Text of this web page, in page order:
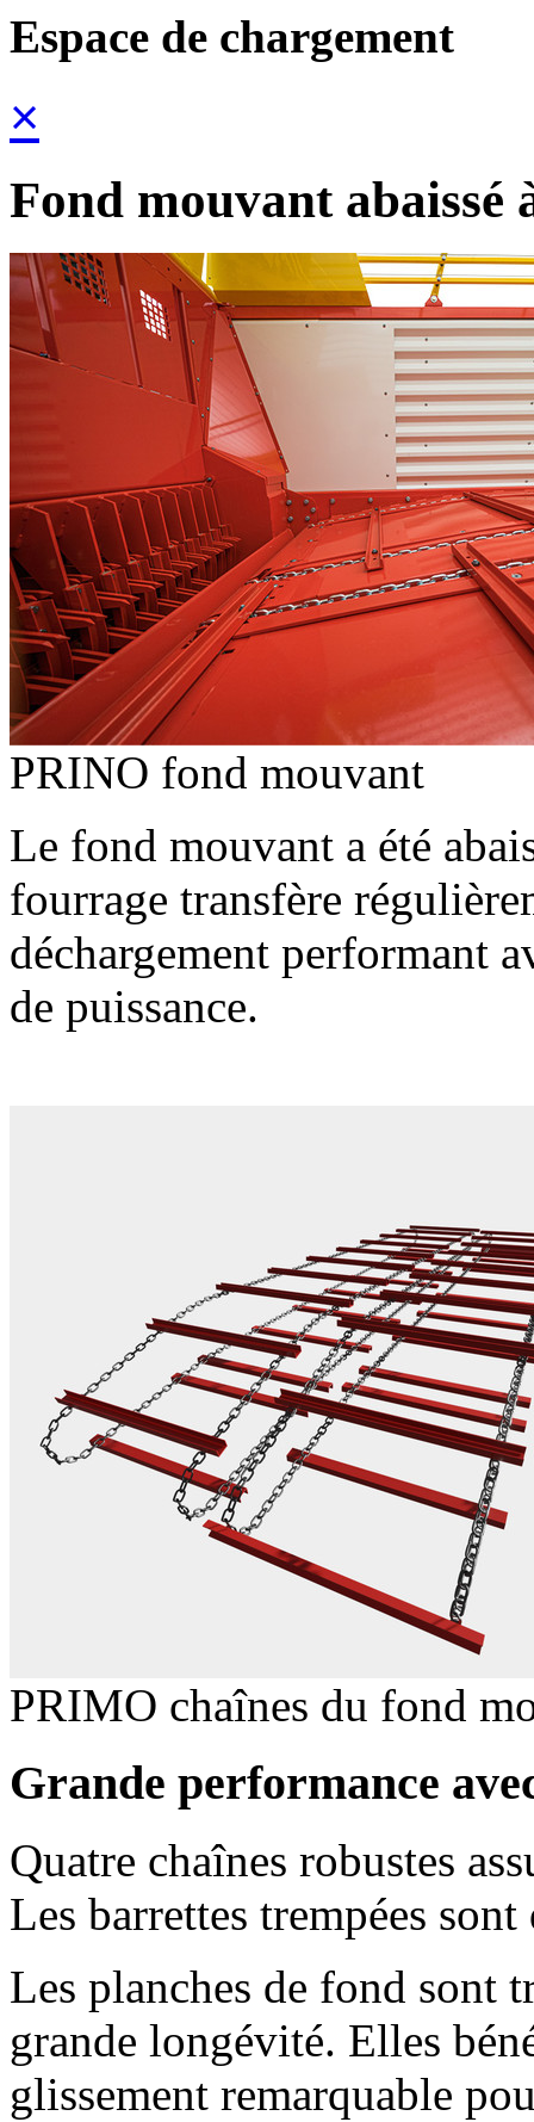
Espace de chargement
×
Fond mouvant abaissé
PRINO fond mouvant
Le fond mouvant a été
fourrage transfère
déchargement performant
de puissance.
PRIMO chaînes du fond
Grande performance
Quatre chaînes robustes
Les barrettes trempées
Les planches de fond sont
grande longévité. Elles
glissement remarquable